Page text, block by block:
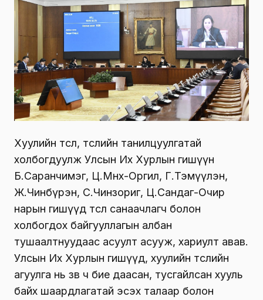
Хуулийн төсөл, төслийн танилцуулгатай
холбогдуулж Улсын Их Хурлын гишүүн
Б.Саранчимэг, Ц.Мөнх-Оргил, Г.Тэмүүлэн,
Ж.Чинбүрэн, С.Чинзориг, Ц.Сандаг-Очир
нарын гишүүд төсөл санаачлагч болон
холбогдох байгууллагын албан
тушаалтнуудаас асуулт асууж, хариулт авав.
Улсын Их Хурлын гишүүд, хуулийн төслийн
агуулга нь зөв ч бие даасан, тусгайлсан хууль
байх шаардлагатай эсэх талаар болон